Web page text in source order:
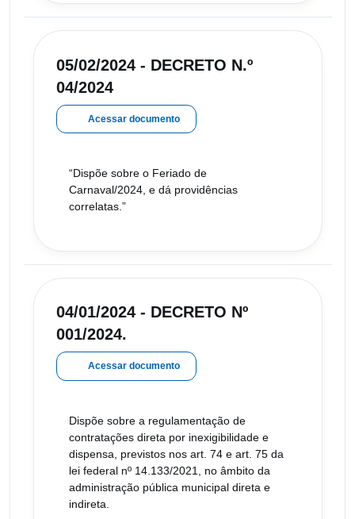
05/02/2024 - DECRETO N.º
04/2024
Acessar documento
“Dispõe sobre o Feriado de
Carnaval/2024, e dá providências
correlatas.”
04/01/2024 - DECRETO Nº
001/2024.
Acessar documento
Dispõe sobre a regulamentação de
contratações direta por inexigibilidade e
dispensa, previstos nos art. 74 e art. 75 da
lei federal nº 14.133/2021, no âmbito da
administração pública municipal direta e
indireta.